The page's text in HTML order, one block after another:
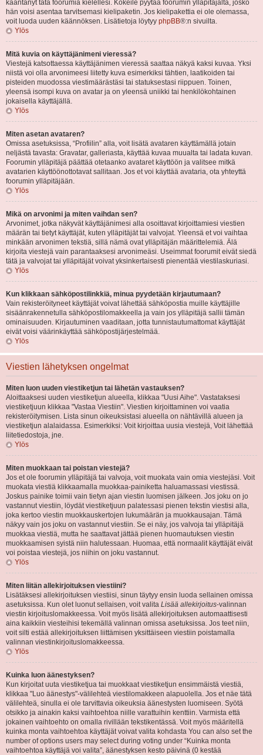
kääntänyt tätä foorumia kielellesi. Kokeile pyytää foorumin ylläpitäjältä, josko
hän voisi asentaa tarvitsemasi kielipaketin. Jos kielipakettia ei ole olemassa,
voit luoda uuden käännöksen. Lisätietoja löytyy phpBB®:n sivuilta.
Ylös
Mitä kuvia on käyttäjänimeni vieressä?
Viestejä katsottaessa käyttäjänimen vieressä saattaa näkyä kaksi kuvaa. Yksi
niistä voi olla arvonimeesi liitetty kuva esimerkiksi tähtien, laatikoiden tai
pisteiden muodossa viestimäärästäsi tai statuksestasi riippuen. Toinen,
yleensä isompi kuva on avatar ja on yleensä uniikki tai henkilökohtainen
jokaisella käyttäjällä.
Ylös
Miten asetan avataren?
Omissa asetuksissa, “Profiilin” alla, voit lisätä avataren käyttämällä jotain
neljästä tavasta: Gravatar, galleriasta, käyttää kuvaa muualta tai ladata kuvan.
Foorumin ylläpitäjä päättää otetaanko avataret käyttöön ja valitsee mitkä
avatarien käyttöönottotavat sallitaan. Jos et voi käyttää avataria, ota yhteyttä
foorumin ylläpitäjään.
Ylös
Mikä on arvonimi ja miten vaihdan sen?
Arvonimet, jotka näkyvät käyttäjänimesi alla osoittavat kirjoittamiesi viestien
määrän tai tietyt käyttäjät, kuten ylläpitäjät tai valvojat. Yleensä et voi vaihtaa
minkään arvonimen tekstiä, sillä nämä ovat ylläpitäjän määrittelemiä. Älä
kirjoita viestejä vain parantaaksesi arvonimeäsi. Useimmat foorumit eivät siedä
tätä ja valvojat tai ylläpitäjät voivat yksinkertaisesti pienentää viestilaskuriasi.
Ylös
Kun klikkaan sähköpostilinkkiä, minua pyydetään kirjautumaan?
Vain rekisteröityneet käyttäjät voivat lähettää sähköpostia muille käyttäjille
sisäänrakennetulla sähköpostilomakkeella ja vain jos ylläpitäjä sallii tämän
ominaisuuden. Kirjautuminen vaaditaan, jotta tunnistautumattomat käyttäjät
eivät voisi väärinkäyttää sähköpostijärjestelmää.
Ylös
Viestien lähetyksen ongelmat
Miten luon uuden viestiketjun tai lähetän vastauksen?
Aloittaaksesi uuden viestiketjun alueella, klikkaa "Uusi Aihe". Vastataksesi
viestiketjuun klikkaa "Vastaa Viestiin". Viestien kirjoittaminen voi vaatia
rekisteröitymisen. Lista sinun oikeuksistasi alueella on nähtävillä alueen ja
viestiketjun alalaidassa. Esimerkiksi: Voit kirjoittaa uusia viestejä, Voit lähettää
liitetiedostoja, jne.
Ylös
Miten muokkaan tai poistan viestejä?
Jos et ole foorumin ylläpitäjä tai valvoja, voit muokata vain omia viestejäsi. Voit
muokata viestiä klikkaamalla muokkaa-painiketta haluamassasi viestissä.
Joskus painike toimii vain tietyn ajan viestin luomisen jälkeen. Jos joku on jo
vastannut viestiin, löydät viestiketjuun palatessasi pienen tekstin viestisi alla,
joka kertoo viestin muokkauskertojen lukumäärän ja muokkausajan. Tämä
näkyy vain jos joku on vastannut viestiin. Se ei näy, jos valvoja tai ylläpitäjä
muokkaa viestiä, mutta he saattavat jättää pienen huomautuksen viestin
muokkaamisen syistä niin halutessaan. Huomaa, että normaalit käyttäjät eivät
voi poistaa viestejä, jos niihin on joku vastannut.
Ylös
Miten liitän allekirjoituksen viestiini?
Lisätäksesi allekirjoituksen viestiisi, sinun täytyy ensin luoda sellainen omissa
asetuksissa. Kun olet luonut sellaisen, voit valita Lisää allekirjoitus-valinnan
viestin kirjoituslomakkeessa. Voit myös lisätä allekirjoituksen automaattisesti
aina kaikkiin viesteihisi tekemällä valinnan omissa asetuksissa. Jos teet niin,
voit silti estää allekirjoituksen liittämisen yksittäiseen viestiin poistamalla
valinnan viestinkirjoituslomakkeessa.
Ylös
Kuinka luon äänestyksen?
Kun kirjoitat uuta viestiketjua tai muokkaat viestiketjun ensimmäistä viestiä,
klikkaa "Luo äänestys"-välilehteä viestilomakkeen alapuolella. Jos et näe tätä
välilehteä, sinulla ei ole tarvittavia oikeuksia äänestysten luomiseen. Syötä
otsikko ja ainakin kaksi vaihtoehtoa niille varattuihin kenttiin. Varmista että
jokainen vaihtoehto on omalla rivillään tekstikentässä. Voit myös määritellä
kuinka monta vaihtoehtoa käyttäjät voivat valita kohdasta You can also set the
number of options users may select during voting under “Kuinka monta
vaihtoehtoa käyttäjä voi valita”, äänestyksen kesto päivinä (0 kestää